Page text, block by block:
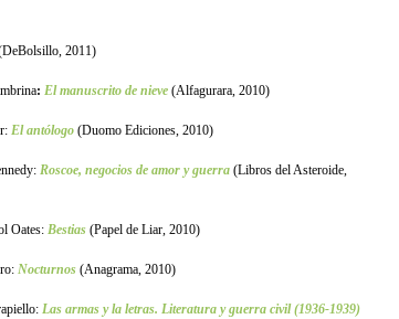
2011)
: El manuscrito de nieve (Alfagurara, 2010)
El antólogo (Duomo Ediciones, 2010)
Roscoe, negocios de amor y guerra (Libros del Asteroide,
Oates: Bestias (Papel de Liar, 2010)
Nocturnos (Anagrama, 2010)
Las armas y la letras. Literatura y guerra civil (1936-1939)